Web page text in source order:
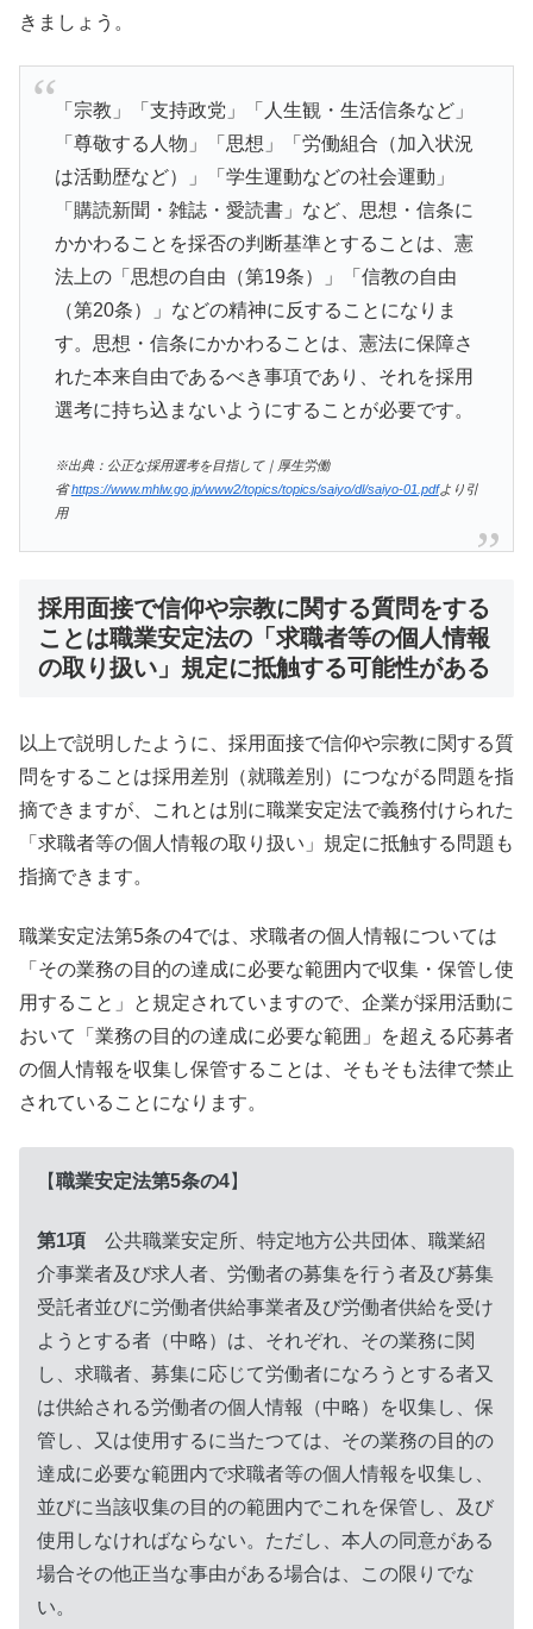
きましょう。
「宗教」「支持政党」「人生観・生活信条など」
「尊敬する人物」「思想」「労働組合（加入状況
は活動歴など）」「学生運動などの社会運動」
「購読新聞・雑誌・愛読書」など、思想・信条に
かかわることを採否の判断基準とすることは、憲
法上の「思想の自由（第19条）」「信教の自由
（第20条）」などの精神に反することになりま
す。思想・信条にかかわることは、憲法に保障さ
れた本来自由であるべき事項であり、それを採用
選考に持ち込まないようにすることが必要です。
※出典：公正な採用選考を目指して｜厚生労働
省https://www.mhlw.go.jp/www2/topics/topics/saiyo/dl/saiyo-01.pdfより引
用
採用面接で信仰や宗教に関する質問をする
ことは職業安定法の「求職者等の個人情報
の取り扱い」規定に抵触する可能性がある
以上で説明したように、採用面接で信仰や宗教に関する質
問をすることは採用差別（就職差別）につながる問題を指
摘できますが、これとは別に職業安定法で義務付けられた
「求職者等の個人情報の取り扱い」規定に抵触する問題も
指摘できます。
職業安定法第5条の4では、求職者の個人情報については
「その業務の目的の達成に必要な範囲内で収集・保管し使
用すること」と規定されていますので、企業が採用活動に
おいて「業務の目的の達成に必要な範囲」を超える応募者
の個人情報を収集し保管することは、そもそも法律で禁止
されていることになります。
【職業安定法第5条の4】
第1項 公共職業安定所、特定地方公共団体、職業紹
介事業者及び求人者、労働者の募集を行う者及び募集
受託者並びに労働者供給事業者及び労働者供給を受け
ようとする者（中略）は、それぞれ、その業務に関
し、求職者、募集に応じて労働者になろうとする者又
は供給される労働者の個人情報（中略）を収集し、保
管し、又は使用するに当たつては、その業務の目的の
達成に必要な範囲内で求職者等の個人情報を収集し、
並びに当該収集の目的の範囲内でこれを保管し、及び
使用しなければならない。ただし、本人の同意がある
場合その他正当な事由がある場合は、この限りでな
い。